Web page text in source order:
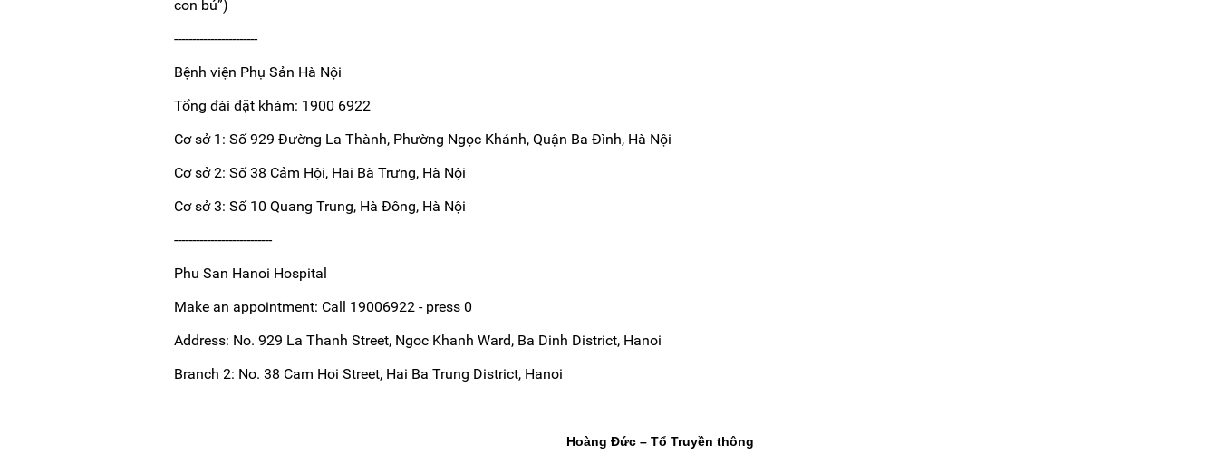
con bú”)
-----------------------
Bệnh viện Phụ Sản Hà Nội
Tổng đài đặt khám: 1900 6922
Cơ sở 1: Số 929 Đường La Thành, Phường Ngọc Khánh, Quận Ba Đình, Hà Nội
Cơ sở 2: Số 38 Cảm Hội, Hai Bà Trưng, Hà Nội
Cơ sở 3: Số 10 Quang Trung, Hà Đông, Hà Nội
---------------------------
Phu San Hanoi Hospital
Make an appointment: Call 19006922 - press 0
Address: No. 929 La Thanh Street, Ngoc Khanh Ward, Ba Dinh District, Hanoi
Branch 2: No. 38 Cam Hoi Street, Hai Ba Trung District, Hanoi
Hoàng Đức – Tổ Truyền thông